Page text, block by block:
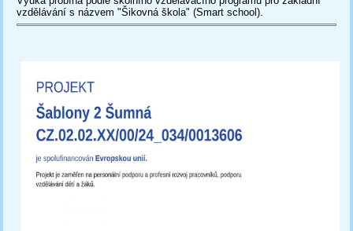
vzdělávání s názvem "Šikovná škola" (Smart school).